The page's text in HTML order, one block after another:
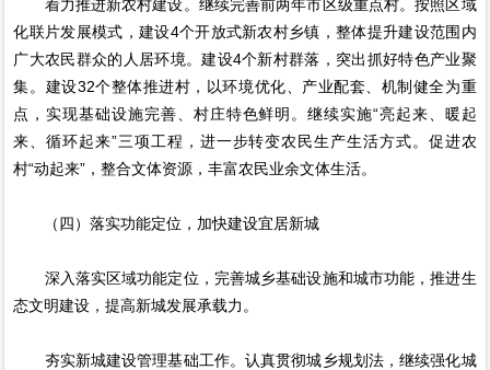
着力推进新农村建设。继续完善前两年市区级重点村。按照区域
化联片发展模式，建设4个开放式新农村乡镇，整体提升建设范围内
广大农民群众的人居环境。建设4个新村群落，突出抓好特色产业聚
集。建设32个整体推进村，以环境优化、产业配套、机制健全为重
点，实现基础设施完善、村庄特色鲜明。继续实施“亮起来、暖起
来、循环起来”三项工程，进一步转变农民生产生活方式。促进农
村“动起来”，整合文体资源，丰富农民业余文体生活。
（四）落实功能定位，加快建设宜居新城
深入落实区域功能定位，完善城乡基础设施和城市功能，推进生
态文明建设，提高新城发展承载力。
夯实新城建设管理基础工作。认真贯彻城乡规划法，继续强化城